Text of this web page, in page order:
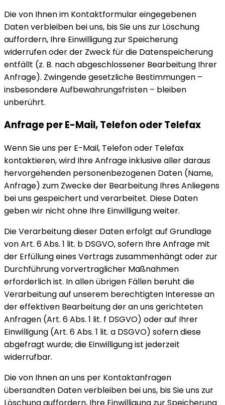
Die von Ihnen im Kontaktformular eingegebenen
Daten verbleiben bei uns, bis Sie uns zur Löschung
auffordern, Ihre Einwilligung zur Speicherung
widerrufen oder der Zweck für die Datenspeicherung
entfällt (z. B. nach abgeschlossener Bearbeitung Ihrer
Anfrage). Zwingende gesetzliche Bestimmungen –
insbesondere Aufbewahrungsfristen – bleiben
unberührt.
Anfrage per E-Mail, Telefon oder Telefax
Wenn Sie uns per E-Mail, Telefon oder Telefax
kontaktieren, wird Ihre Anfrage inklusive aller daraus
hervorgehenden personenbezogenen Daten (Name,
Anfrage) zum Zwecke der Bearbeitung Ihres Anliegens
bei uns gespeichert und verarbeitet. Diese Daten
geben wir nicht ohne Ihre Einwilligung weiter.
Die Verarbeitung dieser Daten erfolgt auf Grundlage
von Art. 6 Abs. 1 lit. b DSGVO, sofern Ihre Anfrage mit
der Erfüllung eines Vertrags zusammenhängt oder zur
Durchführung vorvertraglicher Maßnahmen
erforderlich ist. In allen übrigen Fällen beruht die
Verarbeitung auf unserem berechtigten Interesse an
der effektiven Bearbeitung der an uns gerichteten
Anfragen (Art. 6 Abs. 1 lit. f DSGVO) oder auf Ihrer
Einwilligung (Art. 6 Abs. 1 lit. a DSGVO) sofern diese
abgefragt wurde; die Einwilligung ist jederzeit
widerrufbar.
Die von Ihnen an uns per Kontaktanfragen
übersandten Daten verbleiben bei uns, bis Sie uns zur